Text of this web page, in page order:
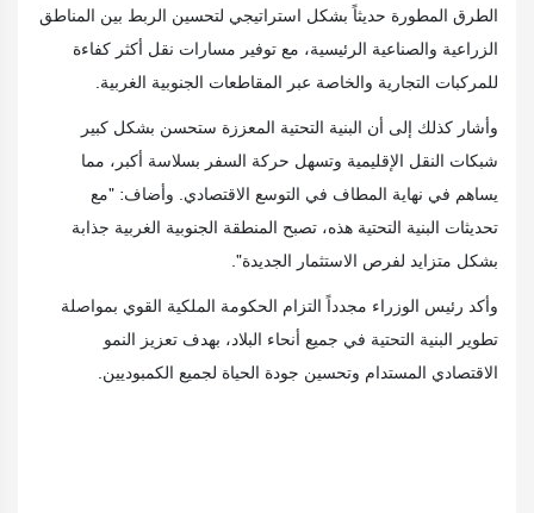
الطرق المطورة حديثاً بشكل استراتيجي لتحسين الربط بين المناطق
الزراعية والصناعية الرئيسية، مع توفير مسارات نقل أكثر كفاءة
للمركبات التجارية والخاصة عبر المقاطعات الجنوبية الغربية.
وأشار كذلك إلى أن البنية التحتية المعززة ستحسن بشكل كبير
شبكات النقل الإقليمية وتسهل حركة السفر بسلاسة أكبر، مما
يساهم في نهاية المطاف في التوسع الاقتصادي. وأضاف: "مع
تحديثات البنية التحتية هذه، تصبح المنطقة الجنوبية الغربية جذابة
بشكل متزايد لفرص الاستثمار الجديدة".
وأكد رئيس الوزراء مجدداً التزام الحكومة الملكية القوي بمواصلة
تطوير البنية التحتية في جميع أنحاء البلاد، بهدف تعزيز النمو
الاقتصادي المستدام وتحسين جودة الحياة لجميع الكمبوديين.